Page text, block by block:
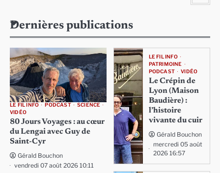
Dernières publications
LE FIL INFO PODCAST
SCIENCE
VIDÉO
80 Jours Voyages : au cœur
du Lengai avec Guy de
Saint-Cyr
Gérald Bouchon
vendredi 07 août 2026 10:11
LE FIL INFO
PATRIMOINE
PODCAST
VIDÉO
Le Crépin de
Lyon (Maison
Baudière) :
l’histoire
vivante du cuir
Gérald Bouchon
mercredi 05 août
2026 16:57